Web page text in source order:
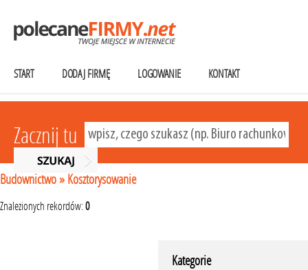
START DODAJ FIRMĘ LOGOWANIE KONTAKT
Zacznij tu
Budownictwo» Kosztorysowanie
Znalezionych rekordów:0
Kategorie